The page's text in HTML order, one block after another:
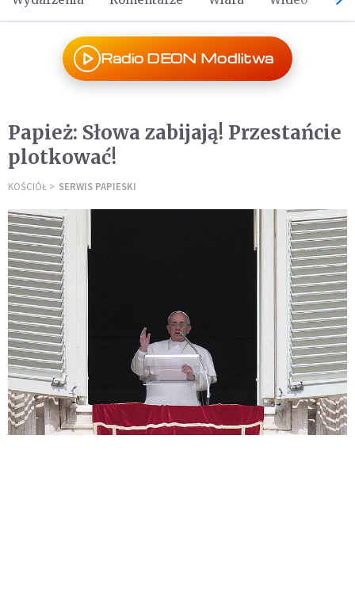
Radio DEON Modlitwa
Papież: Słowa zabijają! Przestańcie
plotkować!
KOŚCIÓŁ SERWIS PAPIESKI